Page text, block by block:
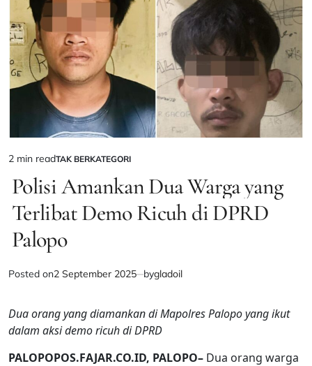
Estimated
read
time
2 min readPOSTED
TAK BERKATEGORI
Polisi Amankan Dua Warga yang
Terlibat Demo Ricuh di DPRD
Palopo
Posted on2 September 2025 bygladoil
Dua orang yang diamankan di Mapolres Palopo yang ikut
dalam aksi demo ricuh di DPRD
PALOPOPOS.FAJAR.CO.ID, PALOPO– Dua orang warga